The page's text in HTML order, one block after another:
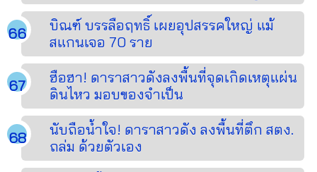
บิณฑ์ บรรลือฤทธิ์ เผยอุปสรรคใหญ่ แม้
สแกนเจอ 70 ราย
ฮือฮา! ดาราสาวดังลงพื้นที่จุดเกิดเหตุแผ่น
ดินไหว มอบของจำเป็น
นับถือน้ำใจ! ดาราสาวดัง ลงพื้นที่ตึก สตง.
ถล่ม ด้วยตัวเอง